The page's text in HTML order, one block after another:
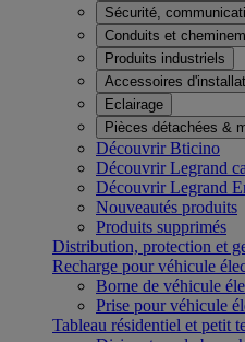
Sécurité,
Conduits et
Produits industriels
Accessoires
Eclairage
Pièces détachées &
Découvrir Bticino
Découvrir Legrand
Découvrir Legrand
Nouveautés produits
Produits supprimés
Distribution, protection et
Recharge pour véhicule
Borne de véhicule
Prise pour véhicule
Tableau résidentiel et petit